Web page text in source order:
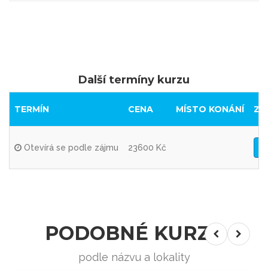
Další termíny kurzu
TERMÍN CENA MÍSTO KONÁNÍ
Otevírá se podle zájmu 23600 Kč
PODOBNÉ KURZY
podle názvu a lokality